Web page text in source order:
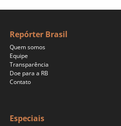
Repórter Brasil
Quem somos
Equipe
Transparência
Doe para a RB
Contato
Especiais